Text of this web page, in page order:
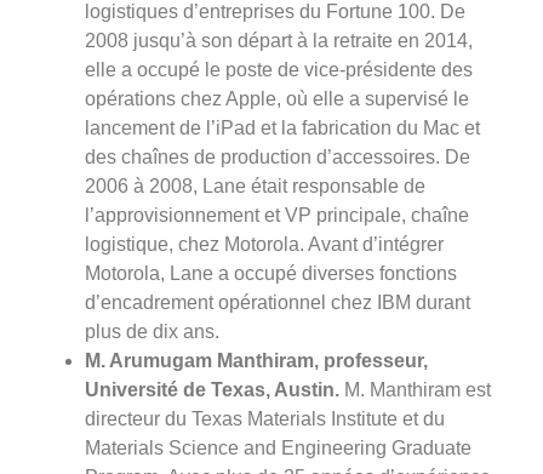
logistiques d’entreprises du Fortune 100. De
2008 jusqu’à son départ à la retraite en 2014,
elle a occupé le poste de vice-présidente des
opérations chez Apple, où elle a supervisé le
lancement de l’iPad et la fabrication du Mac et
des chaînes de production d’accessoires. De
2006 à 2008, Lane était responsable de
l’approvisionnement et VP principale, chaîne
logistique, chez Motorola. Avant d’intégrer
Motorola, Lane a occupé diverses fonctions
d’encadrement opérationnel chez IBM durant
plus de dix ans.
M. Arumugam Manthiram, professeur,
Université de Texas, Austin. M. Manthiram est
directeur du Texas Materials Institute et du
Materials Science and Engineering Graduate